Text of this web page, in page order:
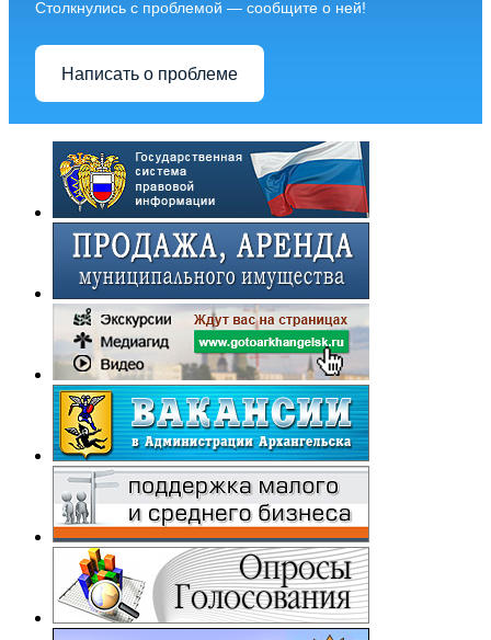
Столкнулись с проблемой — сообщите о ней!
Написать о проблеме